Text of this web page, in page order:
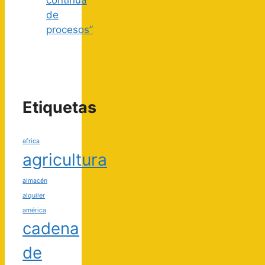
de
procesos”
Etiquetas
africa
agricultura
almacén
alquiler
américa
cadena
de